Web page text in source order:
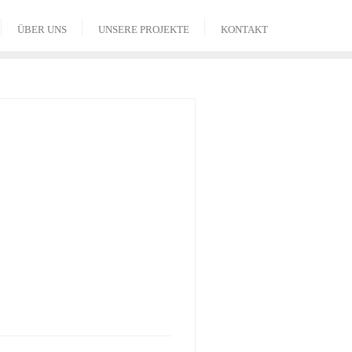
ÜBER UNS UNSERE PROJEKTE KONTAKT